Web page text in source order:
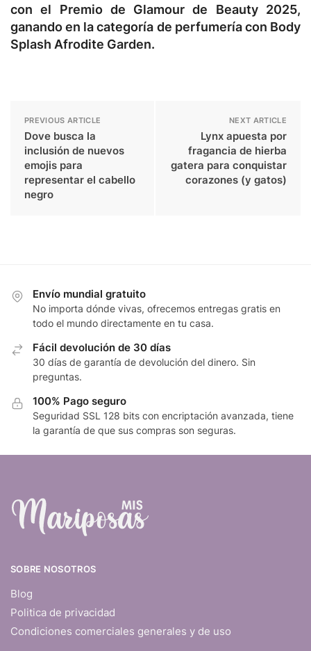
con el Premio de Glamour de Beauty 2025,
ganando en la categoría de perfumería con Body
Splash Afrodite Garden.
PREVIOUS ARTICLE
Dove busca la
inclusión de nuevos
emojis para
representar el cabello
negro
NEXT ARTICLE
Lynx apuesta por
fragancia de hierba
gatera para conquistar
corazones (y gatos)
Envío mundial gratuito
No importa dónde vivas, ofrecemos entregas gratis en
todo el mundo directamente en tu casa.
Fácil devolución de 30 días
30 días de garantía de devolución del dinero. Sin
preguntas.
100% Pago seguro
Seguridad SSL 128 bits con encriptación avanzada, tiene
la garantía de que sus compras son seguras.
SOBRE NOSOTROS
Blog
Politica de privacidad
Condiciones comerciales generales y de uso